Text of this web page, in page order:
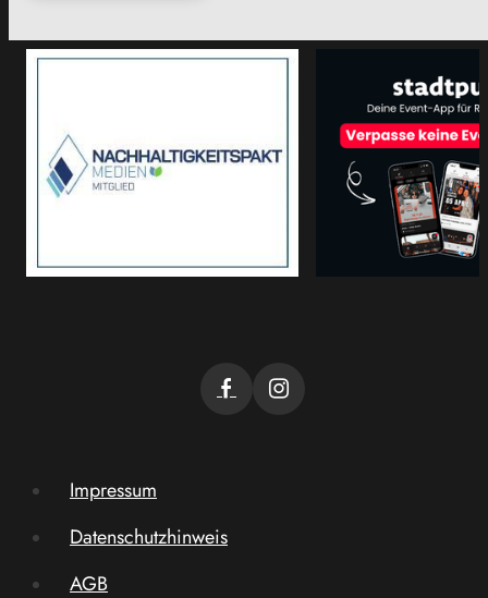
Impressum
Datenschutzhinweis
AGB